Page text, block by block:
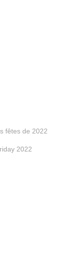
fêtes de 2022
2022